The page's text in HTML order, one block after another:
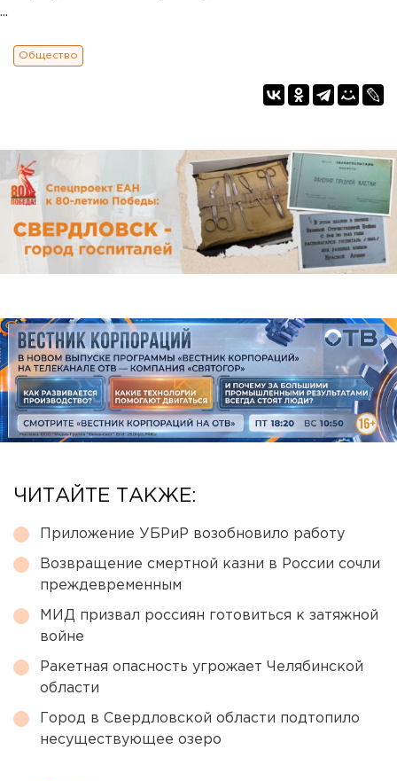
...
Общество
ЧИТАЙТЕ ТАКЖЕ:
Приложение УБРиР возобновило работу
Возвращение смертной казни в России сочли
преждевременным
МИД призвал россиян готовиться к затяжной
войне
Ракетная опасность угрожает Челябинской
области
Город в Свердловской области подтопило
несуществующее озеро